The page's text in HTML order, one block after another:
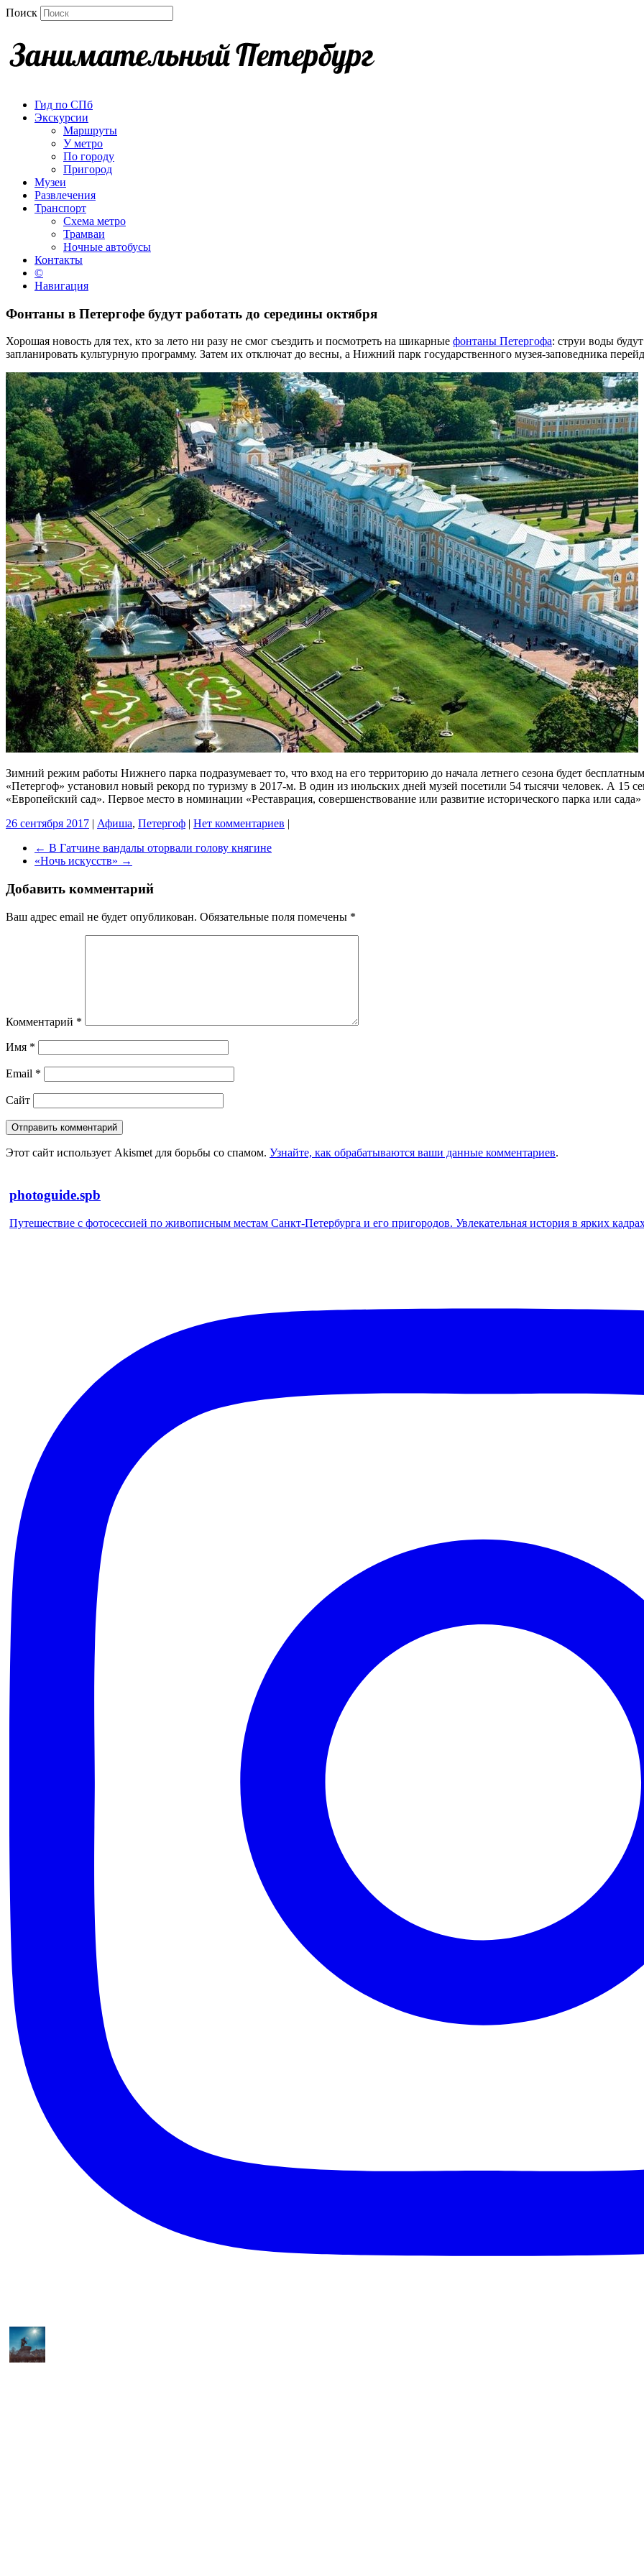
Поиск
Гид по СПб
Экскурсии
Маршруты
У метро
По городу
Пригород
Музеи
Развлечения
Транспорт
Схема метро
Трамваи
Ночные автобусы
Контакты
©
Навигация
Фонтаны в Петергофе будут работать до середины октября
Хорошая новость для тех, кто за лето ни разу не смог съездить и посмотреть на шикарные фонтаны Петергофа: струи воды
запланировать культурную программу. Затем их отключат до весны, а Нижний парк государственного музея-заповедника
Зимний режим работы Нижнего парка подразумевает то, что вход на его территорию до начала летнего сезона будет
«Петергоф» установил новый рекорд по туризму в 2017-м. В один из июльских дней музей посетили 54 тысячи человек. А 15
«Европейский сад». Первое место в номинации «Реставрация, совершенствование или развитие исторического парка или
26 сентября 2017 | Афиша, Петергоф | Нет комментариев |
← В Гатчине вандалы оторвали голову княгине
«Ночь искусств» →
Добавить комментарий
Ваш адрес email не будет опубликован. Обязательные поля помечены *
Комментарий *
Имя *
Email *
Сайт
Этот сайт использует Akismet для борьбы со спамом. Узнайте, как обрабатываются ваши данные комментариев.
photoguide.spb
Путешествие с фотосессией по живописным местам Санкт-Петербурга и его пригородов. Увлекательная история в ярких